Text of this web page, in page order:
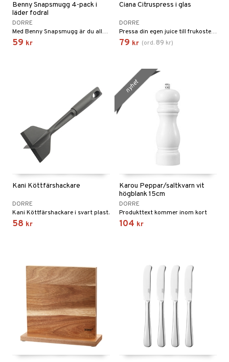
Benny Snapsmugg 4-pack i
läder fodral
DORRE
Med Benny Snapsmugg är du alltid redo för fest.
59 kr
Ciana Citruspress i glas
DORRE
Pressa din egen juice till frukosten eller direkt till matlagning.
79 kr (ord. 89 kr)
Kani Köttfärshackare
DORRE
Kani Köttfärshackare i svart plast.
58 kr
Karou Peppar/saltkvarn vit
högblank 15cm
DORRE
Produkttext kommer inom kort
104 kr
nyhet